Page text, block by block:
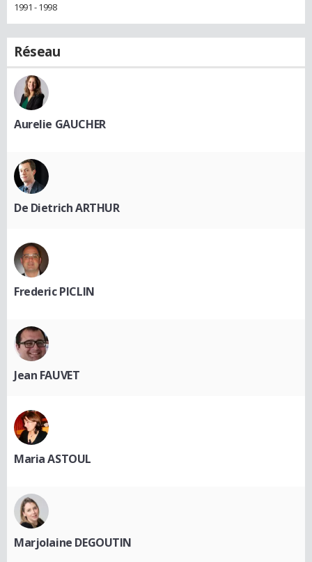
1991 - 1998
Réseau
Aurelie GAUCHER
De Dietrich ARTHUR
Frederic PICLIN
Jean FAUVET
Maria ASTOUL
Marjolaine DEGOUTIN